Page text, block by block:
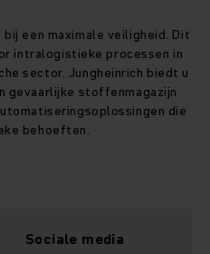
een maximale veiligheid. Dit
intralogistieke processen in
sector. Jungheinrich biedt u
gevaarlijke stoffenmagazijn
die
behoeften.
Sociale media